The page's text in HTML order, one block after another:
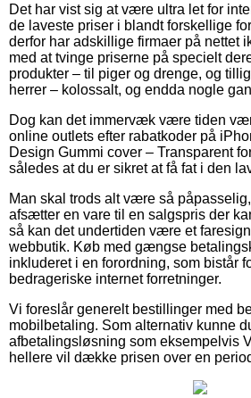
Det har vist sig at være ultra let for
de laveste priser i blandt forskellige
derfor har adskillige firmaer på nettet
med at tvinge priserne på specielt
produkter – til piger og drenge, og
herrer – kolossalt, og endda nogle
Dog kan det immervæk være tiden
online outlets efter rabatkoder på
Design Gummi cover – Transparent
således at du er sikret at få fat i den
Man skal trods alt være så
afsætter en vare til en salgspris der
så kan det undertiden være et
webbutik. Køb med gængse
inkluderet i en forordning, som bistår
bedrageriske internet forretninger.
Vi foreslår generelt bestillinger med
mobilbetaling. Som alternativ kunne
afbetalingsløsning som eksempelvis
hellere vil dække prisen over en